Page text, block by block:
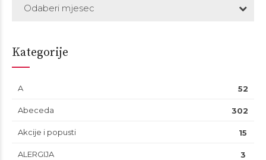
Odaberi mjesec
Kategorije
A 52
Abeceda 302
Akcije i popusti 15
ALERGIJA 3